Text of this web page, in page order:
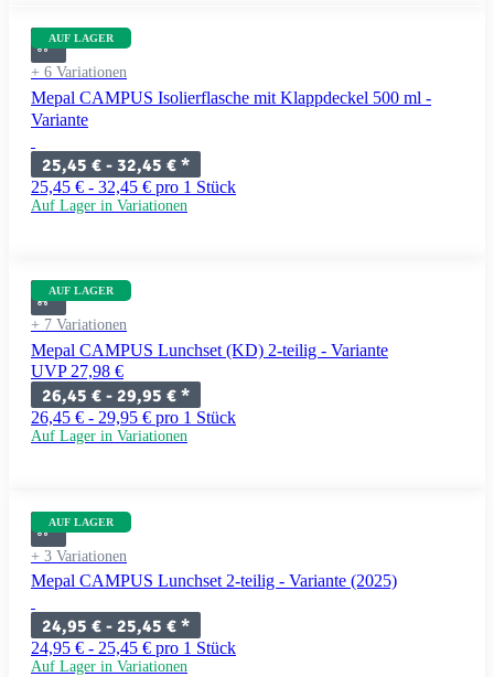
AUF LAGER
+ 6 Variationen
Mepal CAMPUS Isolierflasche mit Klappdeckel 500 ml -
Variante
25,45 € - 32,45 € *
25,45 € - 32,45 € pro 1 Stück
Auf Lager in Variationen
AUF LAGER
+ 7 Variationen
Mepal CAMPUS Lunchset (KD) 2-teilig - Variante
UVP 27,98 €
26,45 € - 29,95 € *
26,45 € - 29,95 € pro 1 Stück
Auf Lager in Variationen
AUF LAGER
+ 3 Variationen
Mepal CAMPUS Lunchset 2-teilig - Variante (2025)
24,95 € - 25,45 € *
24,95 € - 25,45 € pro 1 Stück
Auf Lager in Variationen